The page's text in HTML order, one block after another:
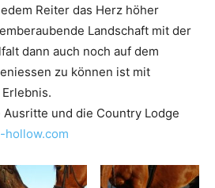
Reiter das Herz höher
Landschaft mit der
dann auch noch auf dem
zu können ist mit
und die Country Lodge
hollow.com